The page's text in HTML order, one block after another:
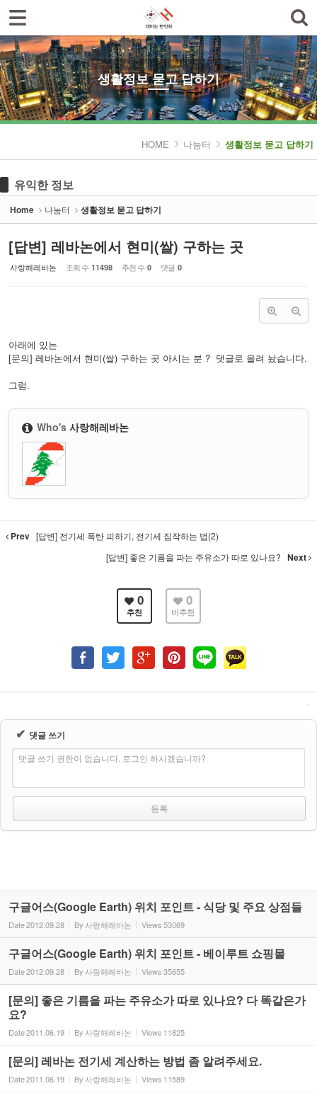
생활정보 묻고 답하기
HOME 나눔터 생활정보 묻고 답하기
유익한 정보
Home 나눔터 생활정보 묻고 답하기
[답변] 레바논에서 현미(쌀) 구하는 곳
사랑해레바논 조회 수 11498 추천 수 0 댓글 0
아래에 있는
[문의] 레바논에서 현미(쌀) 구하는 곳 아시는 분 ? 댓글로 올려 놨습니다.
그럼.
Who's사랑해레바논
Prev [답변] 전기세 폭탄 피하기, 전기세 짐작하는 법(2)
[답변] 좋은 기름을 파는 주유소가 따로 있나요? Next
0
추천
0
비추천
✔ 댓글 쓰기
댓글 쓰기 권한이 없습니다. 로그인 하시겠습니까?
구글어스(Google Earth) 위치 포인트 - 식당 및 주요 상점들
Date2012.09.28 By 사랑해레바논 Views53069
구글어스(Google Earth) 위치 포인트 - 베이루트 쇼핑몰
Date2012.09.28 By 사랑해레바논 Views35655
[문의] 좋은 기름을 파는 주유소가 따로 있나요? 다 똑같은가
요?
Date2011.06.19 By 사랑해레바논 Views 11825
[문의] 레바논 전기세 계산하는 방법 좀 알려주세요.
Date2011.06.19 By 사랑해레바논 Views 11589
로그인
한인회소개
공지사항
한글학교
- 생활정보 묻고 답하기
- 레바논여행 묻고 답하기
- 이야기마당
Sketchbook5, 스케치북5
Sketchbook5, 스케치북5